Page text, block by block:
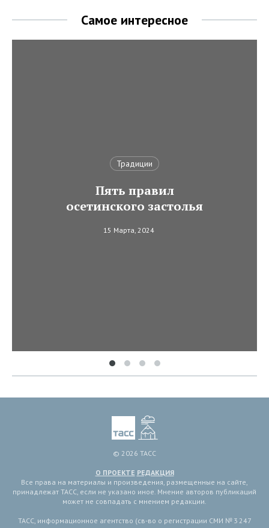
Самое интересное
Традиции
Пять правил
осетинского застолья
15 Марта, 2024
© 2026 ТАСС
О ПРОЕКТЕ РЕДАКЦИЯ
Все права на материалы и произведения, размещенные на сайте,
принадлежат ТАСС, если не указано иное. Мнение авторов публикаций
может не совпадать с мнением редакции.
ТАСС, информационное агентство (св-во о регистрации СМИ № 3 247